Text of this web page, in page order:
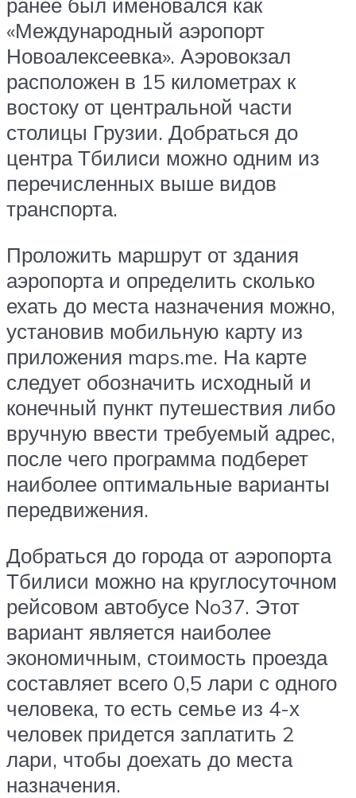
ранее был именовался как
«Международный аэропорт
Новоалексеевка». Аэровокзал
расположен в 15 километрах к
востоку от центральной части
столицы Грузии. Добраться до
центра Тбилиси можно одним из
перечисленных выше видов
транспорта.
Проложить маршрут от здания
аэропорта и определить сколько
ехать до места назначения можно,
установив мобильную карту из
приложения maps.me. На карте
следует обозначить исходный и
конечный пункт путешествия либо
вручную ввести требуемый адрес,
после чего программа подберет
наиболее оптимальные варианты
передвижения.
Добраться до города от аэропорта
Тбилиси можно на круглосуточном
рейсовом автобусе No37. Этот
вариант является наиболее
экономичным, стоимость проезда
составляет всего 0,5 лари с одного
человека, то есть семье из 4-х
человек придется заплатить 2
лари, чтобы доехать до места
назначения.